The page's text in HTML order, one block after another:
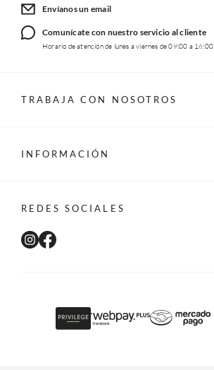
Envíanos un email
Comunícate con nuestro servicio al cliente
Horario de atención de lunes a viernes de 09:00 a 16:00
TRABAJA CON NOSOTROS
INFORMACIÓN
REDES SOCIALES